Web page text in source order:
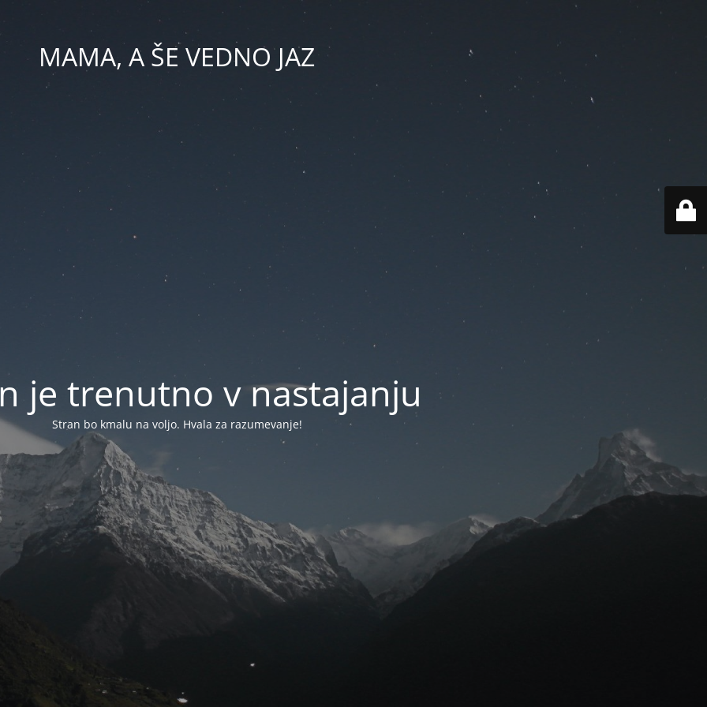
MAMA, A ŠE VEDNO JAZ
je trenutno v nastajanju
Stran bo kmalu na voljo. Hvala za razumevanje!